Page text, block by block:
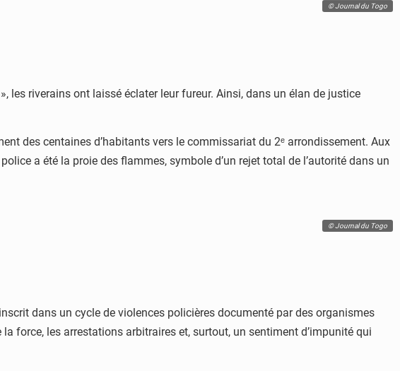
© Journal du Togo
les riverains ont laissé éclater leur fureur. Ainsi, dans un élan de justice
des centaines d’habitants vers le commissariat du 2ᵉ arrondissement. Aux
a été la proie des flammes, symbole d’un rejet total de l’autorité dans un
© Journal du Togo
dans un cycle de violences policières documenté par des organismes
force, les arrestations arbitraires et, surtout, un sentiment d’impunité qui